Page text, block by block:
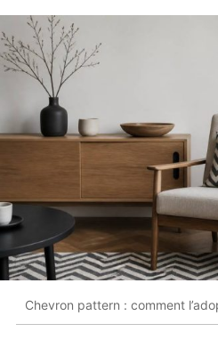
Chevron pattern : comment